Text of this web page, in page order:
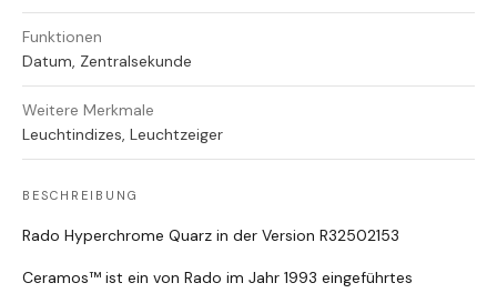
Funktionen
Datum, Zentralsekunde
Weitere Merkmale
Leuchtindizes, Leuchtzeiger
BESCHREIBUNG
Rado Hyperchrome Quarz in der Version R32502153
Ceramos™ ist ein von Rado im Jahr 1993 eingeführtes